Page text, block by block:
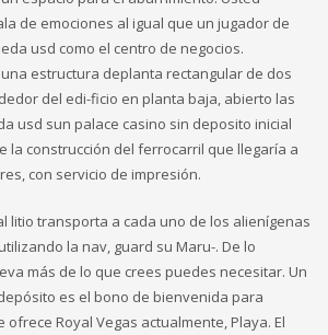
de emociones al igual que un jugador de
usd como el centro de negocios.
estructura deplanta rectangular de dos
del edi-ficio en planta baja, abierto las
usd sun palace casino sin deposito inicial
la construcción del ferrocarril que llegaría a
con servicio de impresión.
litio transporta a cada uno de los alienígenas
la nav, guard su Maru-. De lo
más de lo que crees puedes necesitar. Un
es el bono de bienvenida para
Royal Vegas actualmente, Playa. El